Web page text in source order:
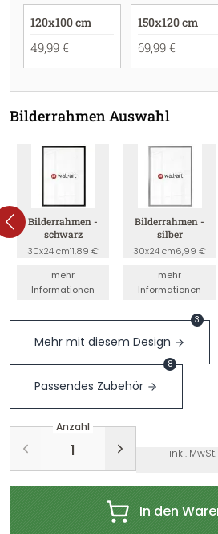
120x100 cm
49,99 €
150x120 cm
69,99 €
Bilderrahmen Auswahl
Bilderrahmen -
schwarz
30x24 cm11,89 €
mehr
Informationen
Bilderrahmen -
silber
30x24 cm6,99 €
mehr
Informationen
Mehr mit diesem Design
3
Passendes Zubehör
8
Anzahl
inkl.
In den